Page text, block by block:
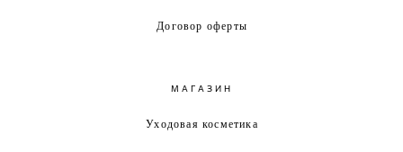
Договор оферты
МАГАЗИН
Уходовая косметика